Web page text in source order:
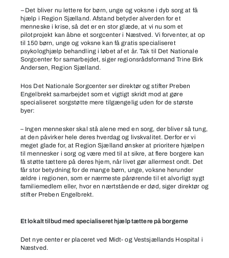
– Det bliver nu lettere for børn, unge og voksne i dyb sorg at få
hjælp i Region Sjælland. Afstand betyder alverden for et
menneske i krise, så det er en stor glæde, at vi nu som et
pilotprojekt kan åbne et sorgcenter i Næstved. Vi forventer, at op
til 150 børn, unge og voksne kan få gratis specialiseret
psykologhjælp behandling i løbet af et år. Tak til Det Nationale
Sorgcenter for samarbejdet,siger regionsrådsformand Trine Birk
Andersen, Region Sjælland.
Hos Det Nationale Sorgcenter ser direktør og stifter Preben
Engelbrekt samarbejdet som et vigtigt skridt mod at gøre
specialiseret sorgstøtte mere tilgængelig uden for de største
byer:
– Ingen mennesker skal stå alene med en sorg, der bliver så tung,
at den påvirker hele deres hverdag og livskvalitet. Derfor er vi
meget glade for, at Region Sjælland ønsker at prioritere hjælpen
til mennesker i sorg og være med til at sikre, at flere borgere kan
få støtte tættere på deres hjem, når livet gør allermest ondt. Det
får stor betydning for de mange børn, unge, voksne herunder
ældre i regionen, som er nærmeste pårørende til et alvorligt sygt
familiemedlem eller, hvor en nærtstående er død, siger direktør og
stifter Preben Engelbrekt.
Et lokalt tilbud med specialiseret hjælp tættere på borgerne
Det nye center er placeret ved Midt- og Vestsjællands Hospital i
Næstved.